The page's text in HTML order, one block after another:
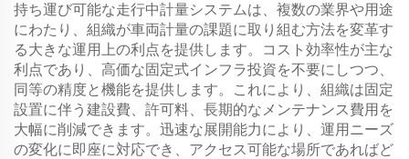
持ち運び可能な走行中計量システムは、複数の業界や用途
にわたり、組織が車両計量の課題に取り組む方法を変革す
る大きな運用上の利点を提供します。コスト効率性が主な
利点であり、高価な固定式インフラ投資を不要にしつつ、
同等の精度と機能を提供します。これにより、組織は固定
設置に伴う建設費、許可料、長期的なメンテナンス費用を
大幅に削減できます。迅速な展開能力により、運用ニーズ
の変化に即座に対応でき、アクセス可能な場所であればど